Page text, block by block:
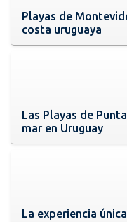
Playas de
costa uruguaya
Las Playas de
mar en Uruguay
La experiencia